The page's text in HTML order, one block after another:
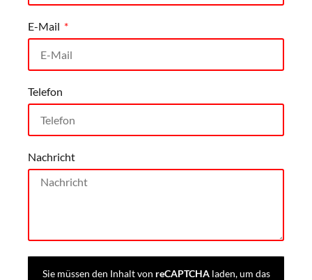
E-Mail
Telefon
Nachricht
Sie müssen den Inhalt von reCAPTCHAladen, um das